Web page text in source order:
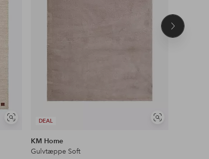
Se
DEAL
Se
KM Home
Gulvtæppe Soft
Næste